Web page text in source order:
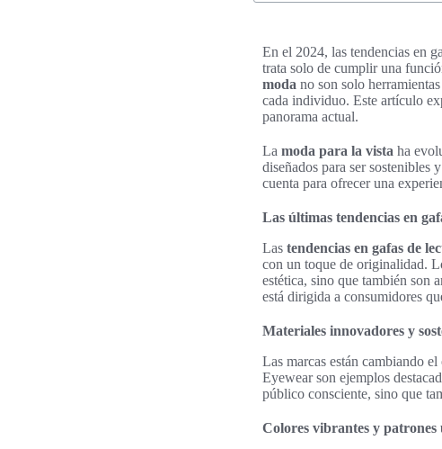
En el 2024, las tendencias en
trata solo de cumplir una
moda no son solo
cada individuo. Este artículo
panorama actual.
La moda para la vista ha
diseñados para ser sostenibles
cuenta para ofrecer una
Las últimas tendencias en
Las tendencias en gafas de
con un toque de originalidad.
estética, sino que también son
está dirigida a consumidores
Materiales innovadores y
Las marcas están cambiando
Eyewear son ejemplos
público consciente, sino que
Colores vibrantes y patrones